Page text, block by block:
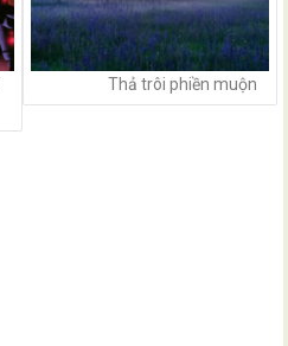
Thả trôi phiền muộn